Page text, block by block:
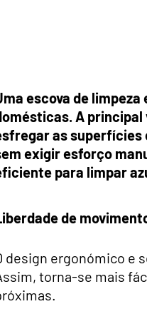
escova de
A principal
as superfícies
exigir esforço
para limpar
de
design ergonómico e
torna-se mais